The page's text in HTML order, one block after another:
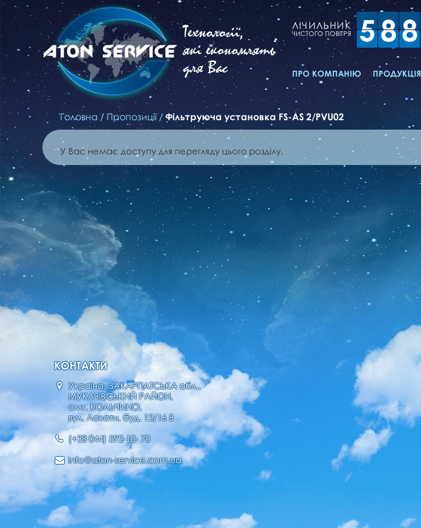
Технології,
які економлять
для Вас
ЛІЧИЛЬНИК
ЧИСТОГО ПОВІТРЯ 588
ПРО КОМПАНІЮ ПРОДУКЦІЯ
Головна / Пропозиції/ Фільтруюча установка FS-AS 2/PVU02
У Вас немає доступу для перегляду цього розділу.
КОНТАКТИ
Україна, ЗАКАРПАТСЬКА обл.,
МУКАЧІВСЬКИЙ РАЙОН,
смт. КОЛЬЧИНО,
вул. Локоти, буд. 12/16 В
(+38 044) 592-10- 70
info@aton-service.com.ua